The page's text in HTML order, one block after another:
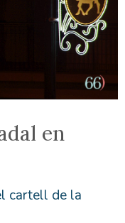
en
cartell de la